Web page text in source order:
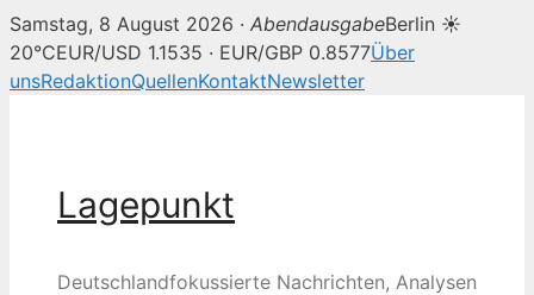
Samstag, 8 August 2026 · AbendausgabeBerlin ☀
20°CEUR/USD 1.1535 · EUR/GBP 0.8577Über
unsRedaktionQuellenKontaktNewsletter
Lagepunkt
Deutschlandfokussierte Nachrichten, Analysen